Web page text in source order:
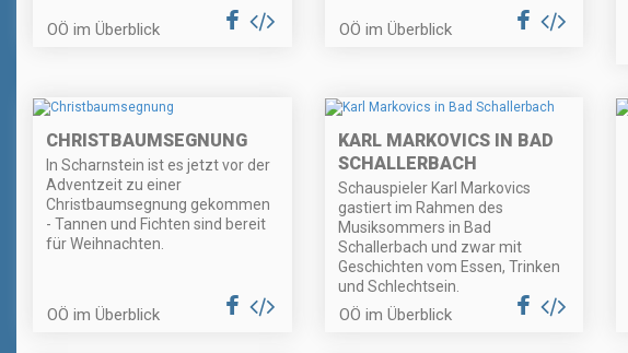
OÖ im Überblick OÖ im Überblick
CHRISTBAUMSEGNUNG
In Scharnstein ist es jetzt vor der
Adventzeit zu einer
Christbaumsegnung gekommen
- Tannen und Fichten sind bereit
für Weihnachten.
OÖ im Überblick
KARL MARKOVICS IN BAD
SCHALLERBACH
Schauspieler Karl Markovics
gastiert im Rahmen des
Musiksommers in Bad
Schallerbach und zwar mit
Geschichten vom Essen, Trinken
und Schlechtsein.
OÖ im Überblick